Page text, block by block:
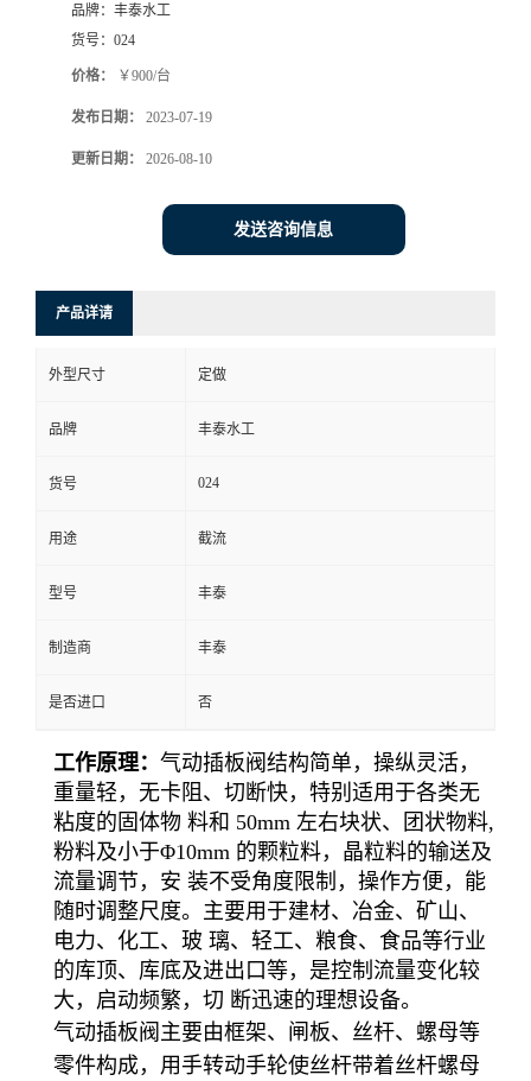
品牌： 丰泰水工
货号： 024
价格： ￥900/台
发布日期： 2023-07-19
更新日期： 2026-08-10
发送咨询信息
产品详请
外型尺寸 定做
品牌 丰泰水工
货号 024
用途 截流
型号 丰泰
制造商 丰泰
是否进口 否
工作原理： 气动插板阀结构简单，操纵灵活，
重量轻，无卡阻、切断快，特别适用于各类无
粘度的固体物 料和 50mm 左右块状、团状物料,
粉料及小于Φ10mm 的颗粒料，晶粒料的输送及
流量调节，安 装不受角度限制，操作方便，能
随时调整尺度。主要用于建材、冶金、矿山、
电力、化工、玻 璃、轻工、粮食、食品等行业
的库顶、库底及进出口等，是控制流量变化较
大，启动频繁，切 断迅速的理想设备。
气动插板阀主要由框架、闸板、丝杆、螺母等
零件构成，用手转动手轮使丝杆带着丝杆螺母